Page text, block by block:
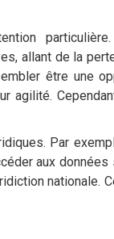
allant de la
être une
agilité.
Par
aux
nationale.